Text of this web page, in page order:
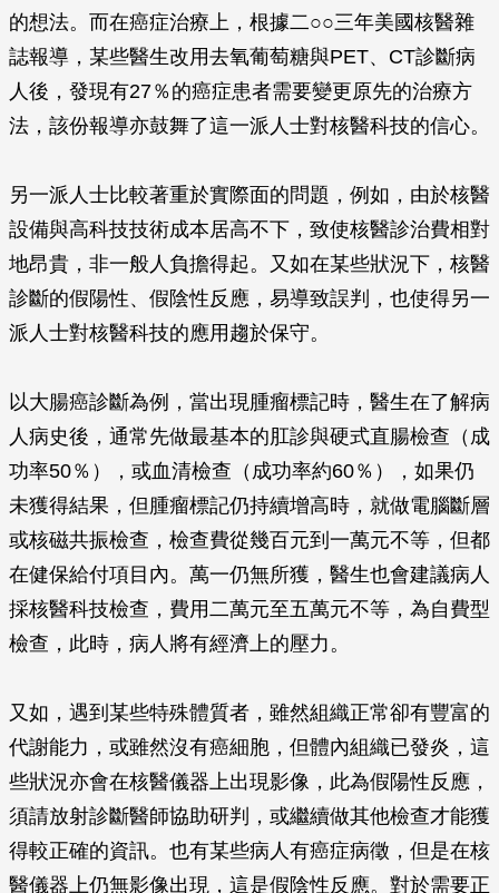
的想法。而在癌症治療上，根據二○○三年美國核醫雜
誌報導，某些醫生改用去氧葡萄糖與PET、CT診斷病
人後，發現有27％的癌症患者需要變更原先的治療方
法，該份報導亦鼓舞了這一派人士對核醫科技的信心。
另一派人士比較著重於實際面的問題，例如，由於核醫
設備與高科技技術成本居高不下，致使核醫診治費相對
地昂貴，非一般人負擔得起。又如在某些狀況下，核醫
診斷的假陽性、假陰性反應，易導致誤判，也使得另一
派人士對核醫科技的應用趨於保守。
以大腸癌診斷為例，當出現腫瘤標記時，醫生在了解病
人病史後，通常先做最基本的肛診與硬式直腸檢查（成
功率50％），或血清檢查（成功率約60％），如果仍
未獲得結果，但腫瘤標記仍持續增高時，就做電腦斷層
或核磁共振檢查，檢查費從幾百元到一萬元不等，但都
在健保給付項目內。萬一仍無所獲，醫生也會建議病人
採核醫科技檢查，費用二萬元至五萬元不等，為自費型
檢查，此時，病人將有經濟上的壓力。
又如，遇到某些特殊體質者，雖然組織正常卻有豐富的
代謝能力，或雖然沒有癌細胞，但體內組織已發炎，這
些狀況亦會在核醫儀器上出現影像，此為假陽性反應，
須請放射診斷醫師協助研判，或繼續做其他檢查才能獲
得較正確的資訊。也有某些病人有癌症病徵，但是在核
醫儀器上仍無影像出現，這是假陰性反應。對於需要正